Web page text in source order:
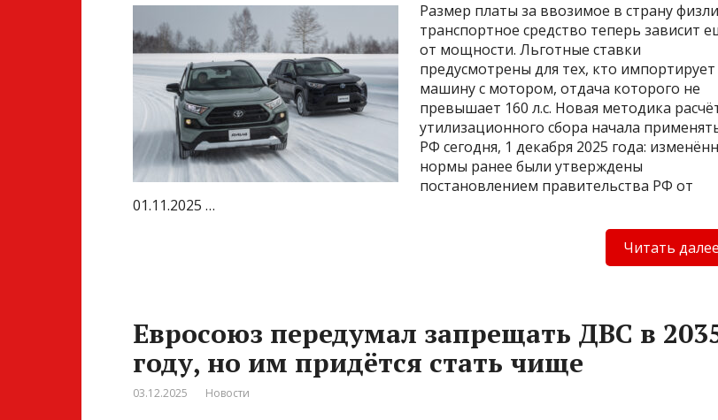
Размер платы за ввозимое в страну
транспортное средство теперь зависит
от мощности. Льготные ставки
предусмотрены для тех, кто импортирует
машину с мотором, отдача которого не
превышает 160 л.с. Новая методика
утилизационного сбора начала
РФ сегодня, 1 декабря 2025 года:
нормы ранее были утверждены
постановлением правительства РФ от
01.11.2025 …
Читать далее
Евросоюз передумал запрещать ДВС в
году, но им придётся стать чище
03.12.2025 Новости